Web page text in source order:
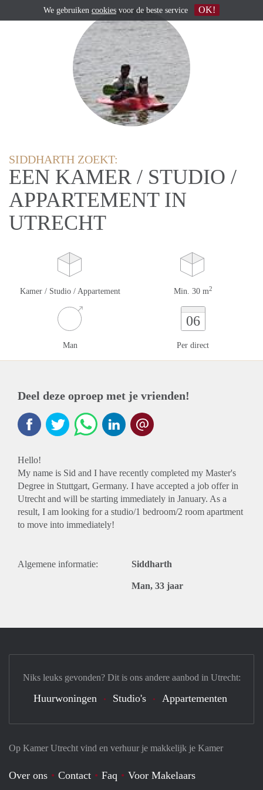
SIDDHARTH ZOEKT:
EEN KAMER / STUDIO /
APPARTEMENT IN
UTRECHT
Kamer / Studio / Appartement Min. 30 m2
Man
06
Per direct
Deel deze oproep met je vrienden!
Hello!
My name is Sid and I have recently completed my Master's
Degree in Stuttgart, Germany. I have accepted a job offer in
Utrecht and will be starting immediately in January. As a
result, I am looking for a studio/1 bedroom/2 room apartment
to move into immediately!
Algemene informatie: Siddharth
Man, 33 jaar
Op Kamer Utrecht vind en verhuur je makkelijk je Kamer
Over ons Contact Faq Voor Makelaars
Niks leuks gevonden? Dit is ons andere aanbod in Utrecht:
Huurwoningen Studio's Appartementen
We gebruiken cookies voor de beste service OK!